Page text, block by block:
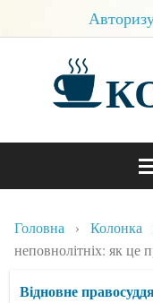
Головна Колонка
неповнолітніх: як це
Відновне